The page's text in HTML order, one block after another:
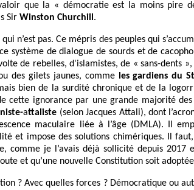
que la « démocratie est la moins pire
Sir Winston Churchill .
qui n’est pas. Ce mépris des peuples qui
système de dialogue de sourds et de
de rebelles, d'islamistes, de « sans-dents
des gilets jaunes, comme
les gardiens du
bien de la surdité chronique et de la
cette ignorance par une grande majorité
attaliste (selon Jacques Attali), dont
maculaire liée à l’âge (DMLA). Il
et impose des solutions chimériques. Il
comme je l’avais déjà sollicité depuis 2017
et qu’une nouvelle Constitution soit
? Avec quelles forces ? Démocratique ou